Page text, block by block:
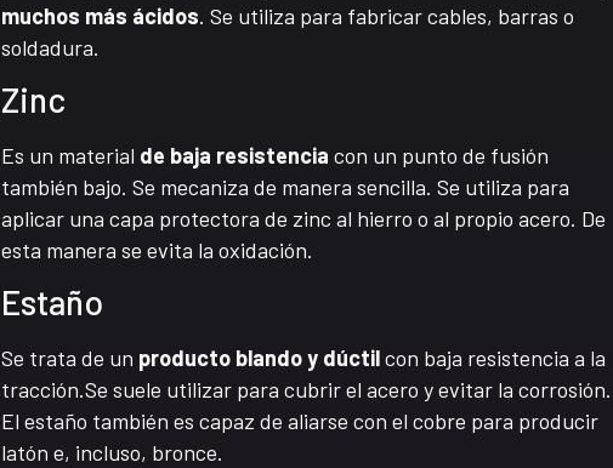
muchos más ácidos. Se utiliza para fabricar cables, barras o
soldadura.
Zinc
Es un material de baja resistencia con un punto de fusión
también bajo. Se mecaniza de manera sencilla. Se utiliza para
aplicar una capa protectora de zinc al hierro o al propio acero. De
esta manera se evita la oxidación.
Estaño
Se trata de un producto blando y dúctilcon baja resistencia a la
tracción.Se suele utilizar para cubrir el acero y evitar la corrosión.
El estaño también es capaz de aliarse con el cobre para producir
latón e, incluso, bronce.